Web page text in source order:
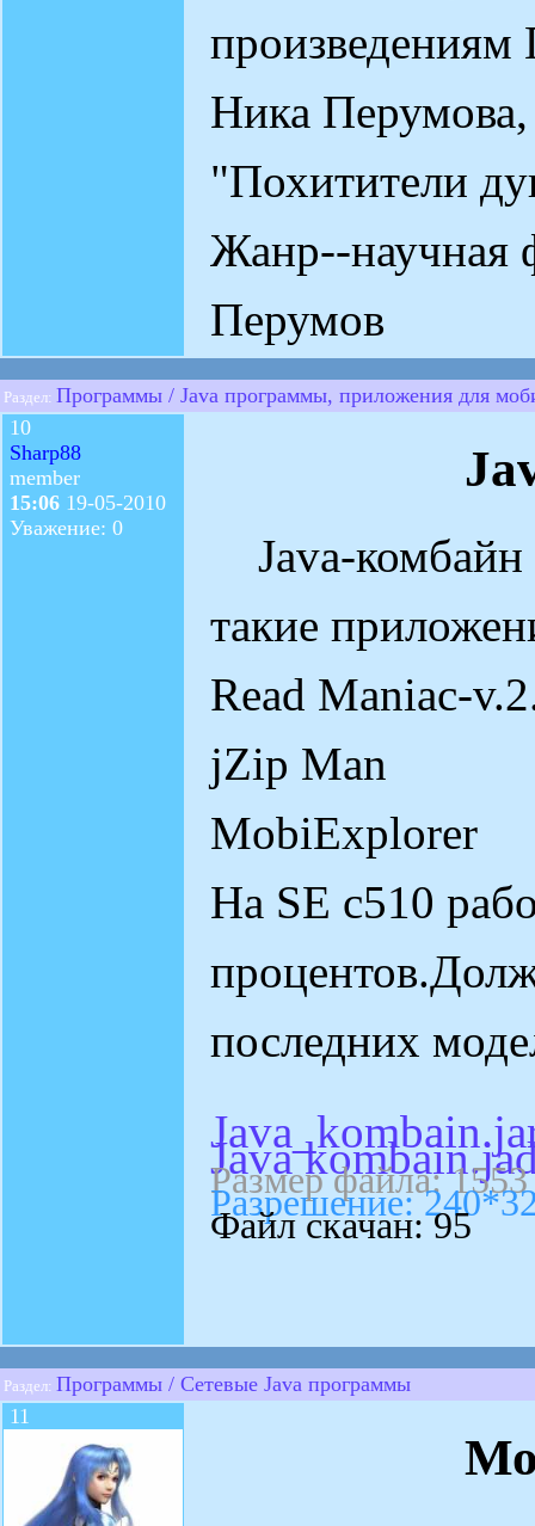
Ника
"Похитители
Жанр--научная
Перумов
Раздел: Программы / Java программы, приложения для
10
Sharp88
member
15:06 19-05-2010
Уважение: 0
Java-комбайн
такие
Read Maniac-
jZip Man
MobiExplorer
На SE c510
последних
Java
Размер файла:
Разрешение:
Файл скачан: 95
Раздел: Программы / Сетевые Java программы
11